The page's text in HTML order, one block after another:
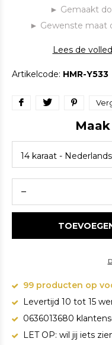
► Gemaakt
► Gewenste maat
Lees de
Artikelcode: HMR-Y533
99 producten op
Levertijd 10 tot 15
0636013680
LET OP: wil jij iets